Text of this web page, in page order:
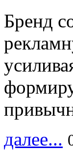
Бренд
далее...